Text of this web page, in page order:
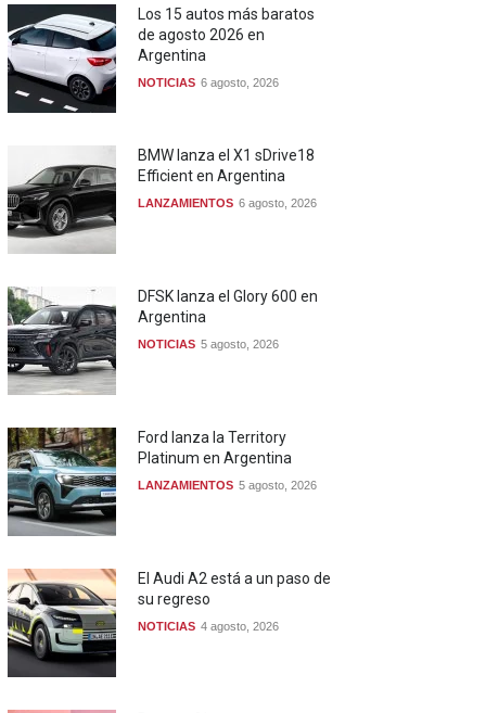
Los 15 autos más baratos
de agosto 2026 en
Argentina
NOTICIAS 6 agosto, 2026
BMW lanza el X1 sDrive18
Efficient en Argentina
LANZAMIENTOS 6 agosto, 2026
DFSK lanza el Glory 600 en
Argentina
NOTICIAS 5 agosto, 2026
Ford lanza la Territory
Platinum en Argentina
LANZAMIENTOS 5 agosto, 2026
El Audi A2 está a un paso de
su regreso
NOTICIAS 4 agosto, 2026